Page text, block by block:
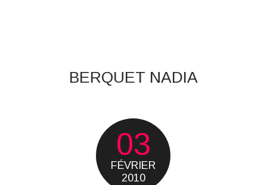
BERQUET NADIA
03
FÉVRIER
2010